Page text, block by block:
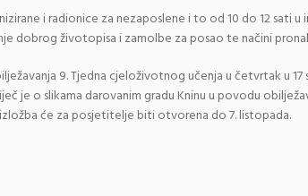
i radionice za nezaposlene i to od 10 do 12 sati
dobrog životopisa i zamolbe za posao te načini
9. Tjedna cjeloživotnog učenja u četvrtak u
je o slikama darovanim gradu Kninu u povodu
će za posjetitelje biti otvorena do 7. listopada.